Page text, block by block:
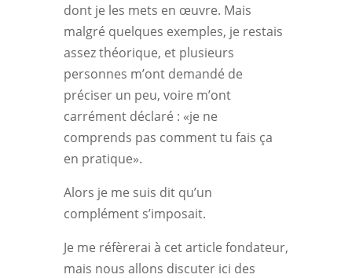
dont je les mets en œuvre. Mais
malgré quelques exemples, je restais
assez théorique, et plusieurs
personnes m’ont demandé de
préciser un peu, voire m’ont
carrément déclaré : «je ne
comprends pas comment tu fais ça
en pratique».
Alors je me suis dit qu’un
complément s’imposait.
Je me réfèrerai à cet article fondateur,
mais nous allons discuter ici des